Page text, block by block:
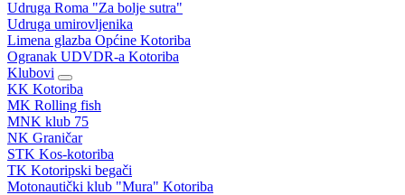
Udruga Roma "Za bolje sutra"
Udruga umirovljenika
Limena glazba Općine Kotoriba
Ogranak UDVDR-a Kotoriba
Klubovi
KK Kotoriba
MK Rolling fish
MNK klub 75
NK Graničar
STK Kos-kotoriba
TK Kotoripski begači
Motonautički klub "Mura" Kotoriba